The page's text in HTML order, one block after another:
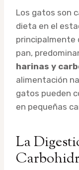
Los gatos son
dieta en el
principalmente
pan,
harinas y
alimentación
gatos pueden
en pequeñas
La